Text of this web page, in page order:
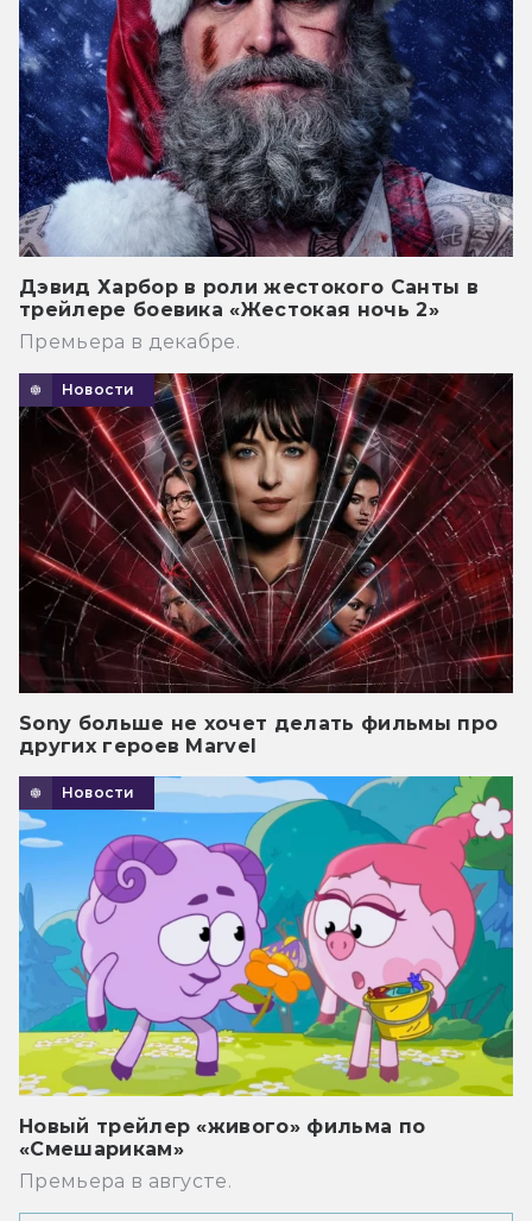
Дэвид Харбор в роли жестокого Санты в
трейлере боевика «Жестокая ночь 2»
Премьера в декабре.
Новости
Sony больше не хочет делать фильмы про
других героев Marvel
Новости
Новый трейлер «живого» фильма по
«Смешарикам»
Премьера в августе.